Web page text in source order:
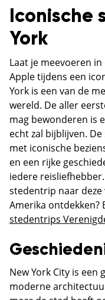
Iconische
York
Laat je meevoeren
Apple tijdens een
York is een van de
wereld. De aller
mag bewonderen is
echt zal bijblijven.
met iconische
en een rijke
iedere
stedentrip naar
Amerika ontdekken?
stedentrips
New York City is
moderne